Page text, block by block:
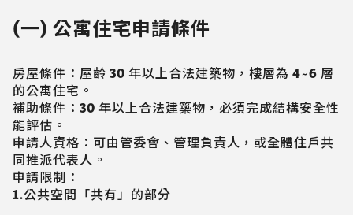
(一) 公寓住宅申請條件
房屋條件：屋齡 30 年以上合法建築物，樓層為 4~6 層
的公寓住宅。
補助條件：30 年以上合法建築物，必須完成結構安全性
能評估。
申請人資格：可由管委會、管理負責人，或全體住戶共
同推派代表人。
申請限制：
1.公共空間「共有」的部分